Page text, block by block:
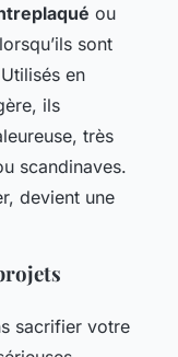
ou
sont
en
ils
très
scandinaves.
devient une
sacrifier votre